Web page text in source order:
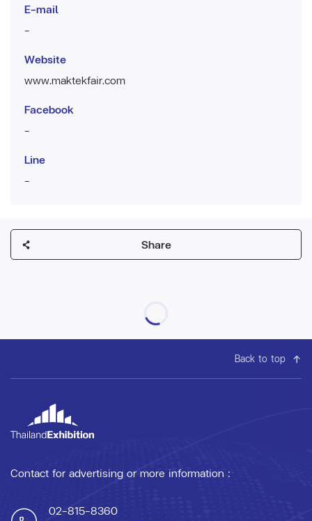
E-mail
-
Website
www.maktekfair.com
Facebook
-
Line
-
Share
Back to top
Contact for advertising or more information :
02-815-8360